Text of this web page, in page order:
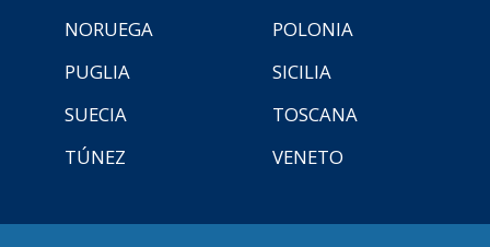
NORUEGA
POLONIA
PUGLIA
SICILIA
SUECIA
TOSCANA
TÚNEZ
VENETO